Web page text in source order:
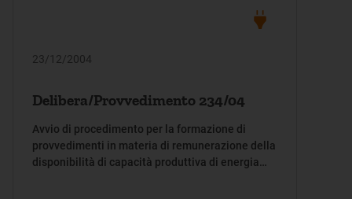
23/12/2004
Delibera/Provvedimento 234/04
Avvio di procedimento per la formazione di
provvedimenti in materia di remunerazione della
disponibilità di capacità produttiva di energia